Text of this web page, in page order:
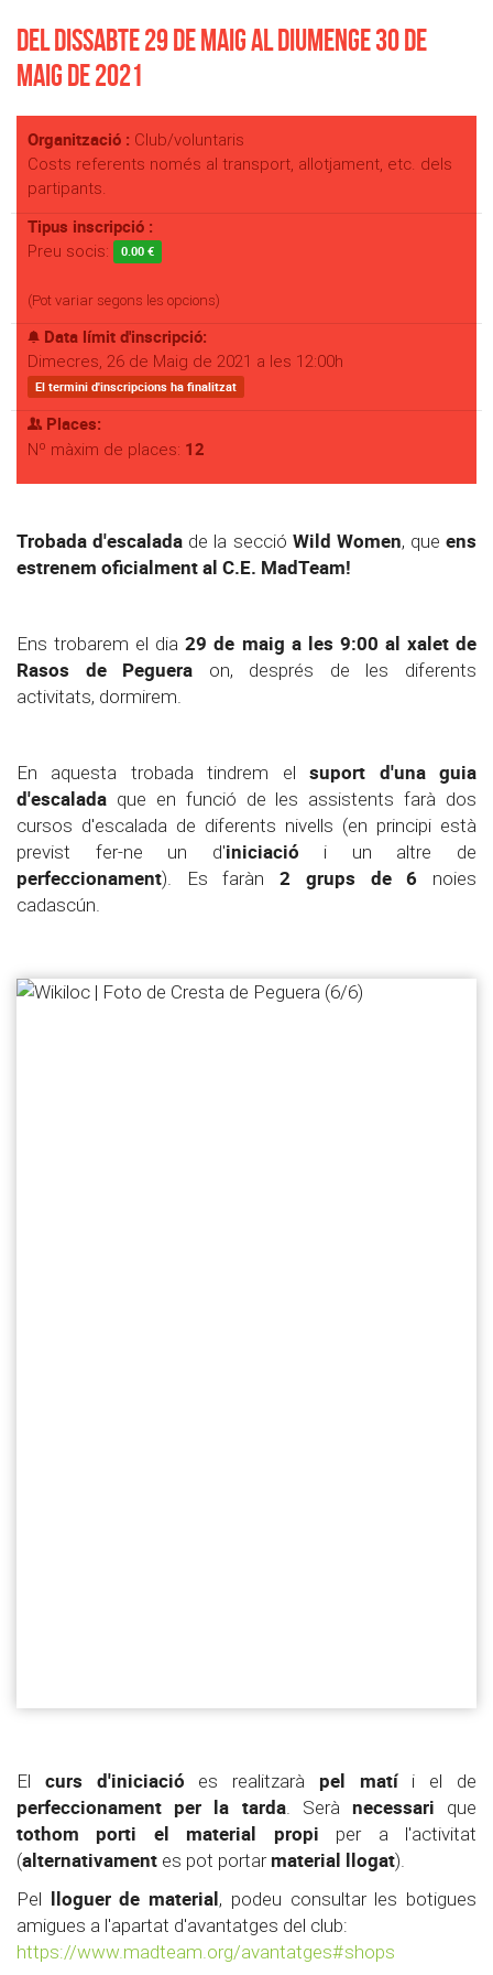
Del Dissabte 29 de Maig al Diumenge 30 de
Maig de 2021
Organització : Club/voluntaris
Costs referents només al transport, allotjament, etc. dels
partipants.
Tipus inscripció :
Preu socis: 0.00 €
(Pot variar segons les opcions)
Data límit d'inscripció:
Dimecres, 26 de Maig de 2021 a les 12:00h
El termini d'inscripcions ha finalitzat
Places:
Nº màxim de places: 12
Trobada d'escalada de la secció Wild Women, que ens
estrenem oficialment al C.E. MadTeam!
Ens trobarem el dia29 de maig a les 9:00 al xalet de
Rasos de Peguera on, després de les diferents
activitats, dormirem.
En aquesta trobada tindrem elsuport d'una guia
d'escalada que en funció de les assistents farà dos
cursos d'escalada de diferents nivells (en principi està
previst fer-ne un d'iniciació i un altre de
perfeccionament). Es faràn2 grups de 6 noies
cadascún.
El curs d'iniciació es realitzarà pel matíi el de
perfeccionament per la tarda. Serà necessari que
tothom porti el material propi per a l'activitat
(alternativament es pot portarmaterial llogat).
Pel lloguer de material, podeu consultar les botigues
amigues a l'apartat d'avantatges del club:
https://www.madteam.org/avantatges#shops